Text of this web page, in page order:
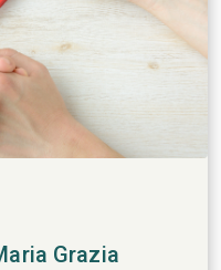
Grazia